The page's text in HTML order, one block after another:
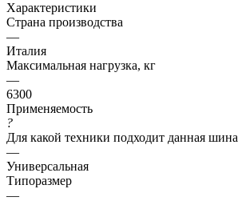
Характеристики
Страна производства
—
Италия
Максимальная нагрузка, кг
—
6300
Применяемость
?
Для какой техники подходит данная шина
—
Универсальная
Типоразмер
—